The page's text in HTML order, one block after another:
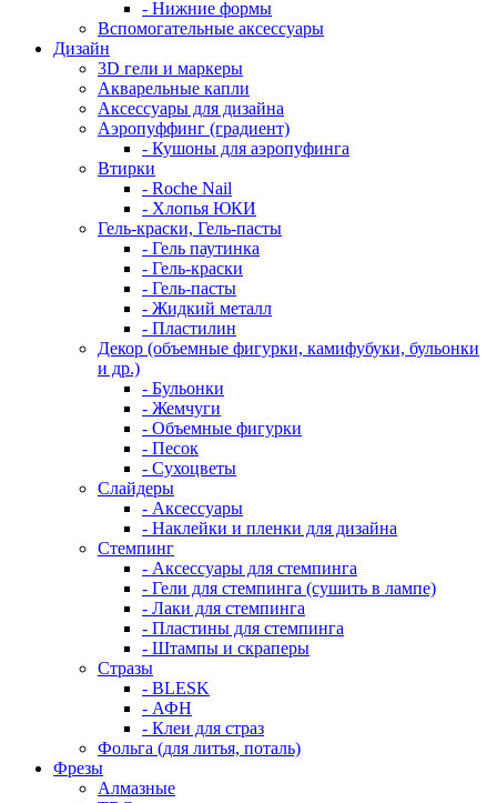
- Нижние формы
Вспомогательные аксессуары
Дизайн
3D гели и маркеры
Акварельные капли
Аксессуары для дизайна
Аэропуффинг (градиент)
- Кушоны для аэропуфинга
Втирки
- Roche Nail
- Хлопья ЮКИ
Гель-краски, Гель-пасты
- Гель паутинка
- Гель-краски
- Гель-пасты
- Жидкий металл
- Пластилин
Декор (объемные фигурки, камифубуки, бульонки
и др.)
- Бульонки
- Жемчуги
- Объемные фигурки
- Песок
- Сухоцветы
Слайдеры
- Аксессуары
- Наклейки и пленки для дизайна
Стемпинг
- Аксессуары для стемпинга
- Гели для стемпинга (сушить в лампе)
- Лаки для стемпинга
- Пластины для стемпинга
- Штампы и скраперы
Стразы
- BLESK
- АФН
- Клеи для страз
Фольга (для литья, поталь)
Фрезы
Алмазные